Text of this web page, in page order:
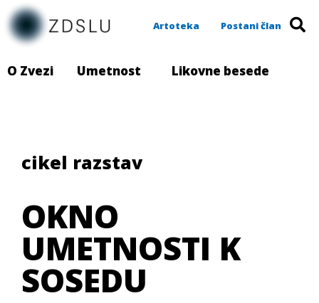
Artoteka Postani član
O Zvezi Umetnost Likovne besede
cikel razstav
OKNO
UMETNOSTI K
SOSEDU